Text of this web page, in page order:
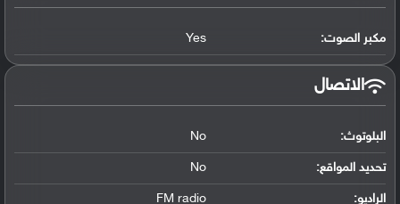
مكبر الصوت: Yes
الاتصال
البلوتوث:
No
تحديد المواقع:
No
الراديو: FM radio